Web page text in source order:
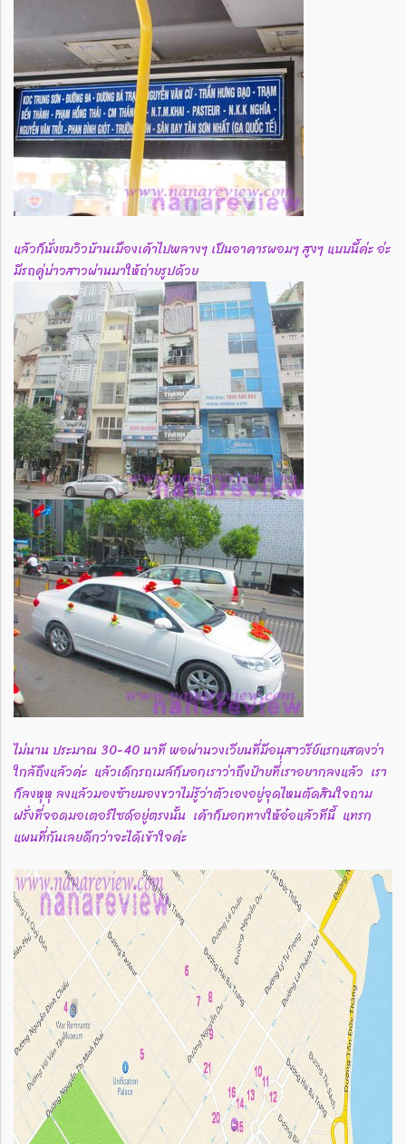
แล้วก็นั่งชมวิวบ้านเมืองเค้าไปพลางๆ เป็นอาคารผอมๆ สูงๆ แบบนี้ค่ะ อ่ะ
มีรถคู่บ่าวสาวผ่านมาให้ถ่ายรูปด้วย
ไม่นาน ประมาณ 30-40 นาที พอผ่านวงเวียนที่มีอนุสาวรีย์แรกแสดงว่า
ใกล้ถึงแล้วค่ะ แล้วเด็กรถเมล์ก็บอกเราว่าถึงป้ายที่เราอยากลงแล้ว เรา
ก็ลงหุหุ ลงแล้วมองซ้ายมองขวาไม่รู้ว่าตัวเองอยู่จุดไหนตัดสินใจถาม
ฝรั่งที่จอดมอเตอร์ไซด์อยู่ตรงนั้น เค้าก็บอกทางให้อ๋อแล้วทีนี้ แทรก
แผนที่กันเลยดีกว่าจะได้เข้าใจค่ะ